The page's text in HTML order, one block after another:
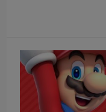
Laptop educativa bilingue
Spiderman
Art. 4.621
9.600 Metros
960 Metros + 6 x $420